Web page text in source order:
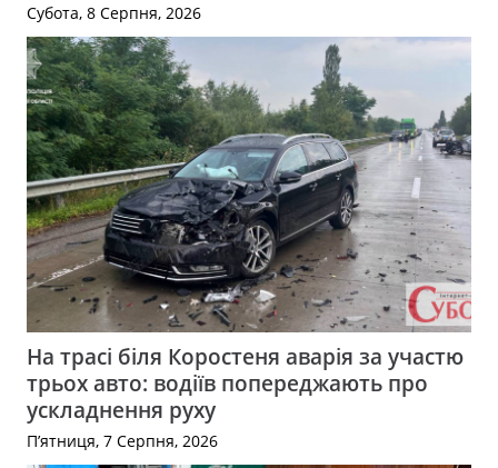
Субота, 8 Серпня, 2026
На трасі біля Коростеня аварія за участю
трьох авто: водіїв попереджають про
ускладнення руху
П’ятниця, 7 Серпня, 2026